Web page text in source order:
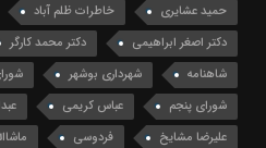
حمید عشایری
خاطرات ظلم آباد
دکتر اصغر ابراهیمی
دکتر محمد کارگر
شاهنامه
شهرداری بوشهر
شورای پنجم
عباس کریمی
علیرضا مشایخ
فردوسی